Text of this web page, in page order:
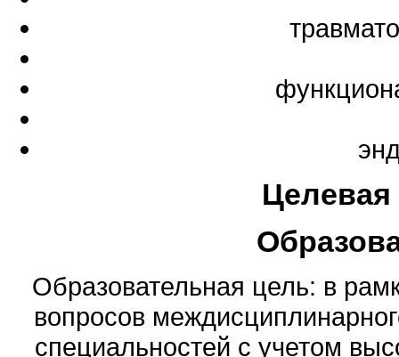
Образовательная цель: в
вопросов
специальностей с учетом